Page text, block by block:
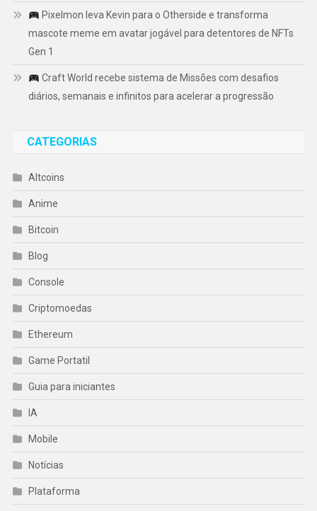
Pixelmon leva Kevin para o Otherside e transforma
mascote meme em avatar jogável para detentores de NFTs
Gen 1
Craft World recebe sistema de Missões com desafios
diários, semanais e infinitos para acelerar a progressão
CATEGORIAS
Altcoins
Anime
Bitcoin
Blog
Console
Criptomoedas
Ethereum
Game Portatil
Guia para iniciantes
IA
Mobile
Notícias
Plataforma